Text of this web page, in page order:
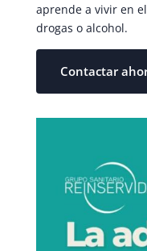
aprende a vivir en
drogas o alcohol.
Contactar